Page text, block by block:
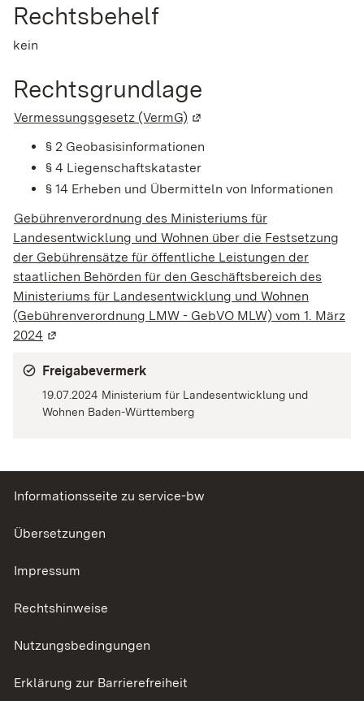
Rechtsbehelf
kein
Rechtsgrundlage
Vermessungsgesetz (VermG) (Wird in einem neuen
§ 2 Geobasisinformationen
§ 4 Liegenschaftskataster
§ 14 Erheben und Übermitteln von Informationen
Gebührenverordnung des Ministeriums für
Landesentwicklung und Wohnen über die Festsetzung
der Gebührensätze für öffentliche Leistungen der
staatlichen Behörden für den Geschäftsbereich des
Ministeriums für Landesentwicklung und Wohnen
(Gebührenverordnung LMW - GebVO MLW) vom 1. März
2024 (Wird in einem neuen Fenster geöffnet)
Freigabevermerk
19.07.2024 Ministerium für Landesentwicklung und
Wohnen Baden-Württemberg
Informationsseite zu service-bw
Übersetzungen
Impressum
Rechtshinweise
Nutzungsbedingungen
Erklärung zur Barrierefreiheit